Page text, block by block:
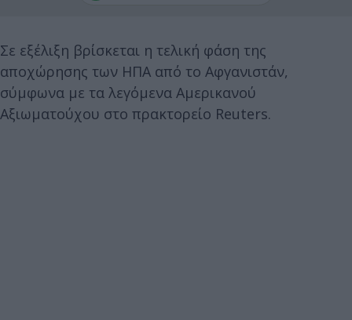
Σε εξέλιξη βρίσκεται η τελική φάση της
αποχώρησης των ΗΠΑ από το Αφγανιστάν,
σύμφωνα με τα λεγόμενα Αμερικανού
Αξιωματούχου στο πρακτορείο Reuters.